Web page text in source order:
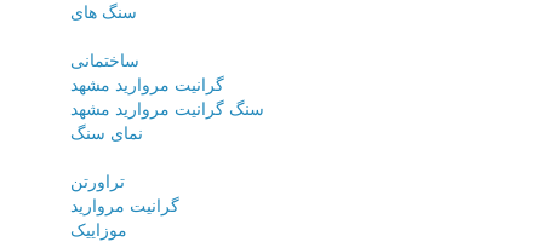
سنگ های
ساختمانی
گرانیت مروارید مشهد
سنگ گرانیت مروارید مشهد
نمای سنگ
تراورتن
گرانیت مروارید
موزاییک